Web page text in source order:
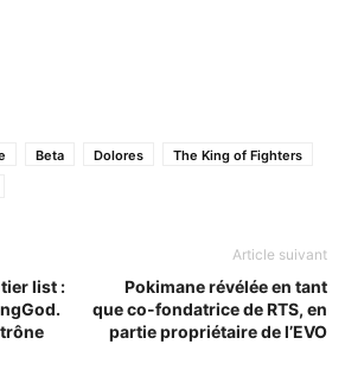
Beta Dolores
The King of Fighters
list :
Article suivant
Pokimane révélée en tant
que co-fondatrice de RTS, en
partie propriétaire de l’EVO